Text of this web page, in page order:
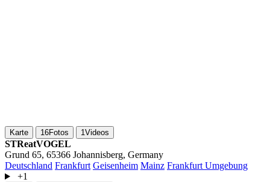
Karte 16Fotos 1Videos
STReatVOGEL
Grund 65, 65366 Johannisberg, Germany
Deutschland Frankfurt Geisenheim Mainz Frankfurt Umgebung
+1